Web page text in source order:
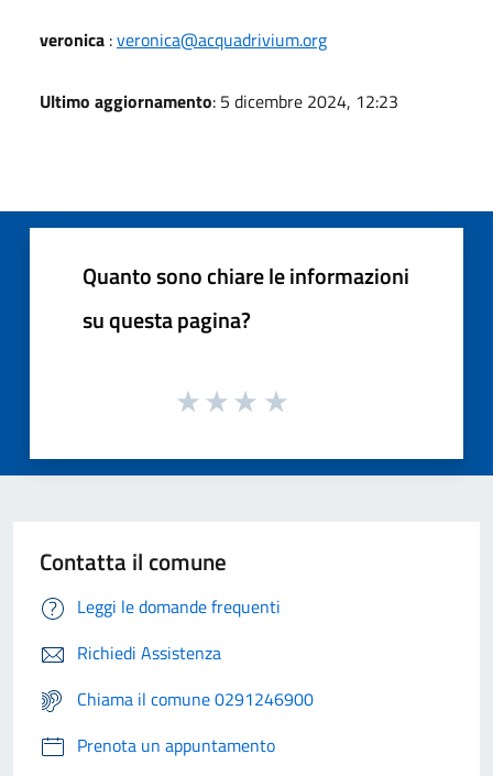
veronica :veronica@acquadrivium.org
Ultimo aggiornamento: 5 dicembre 2024, 12:23
Quanto sono chiare le informazioni
su questa pagina?
Contatta il comune
Leggi le domande frequenti
Richiedi Assistenza
Chiama il comune 0291246900
Prenota un appuntamento